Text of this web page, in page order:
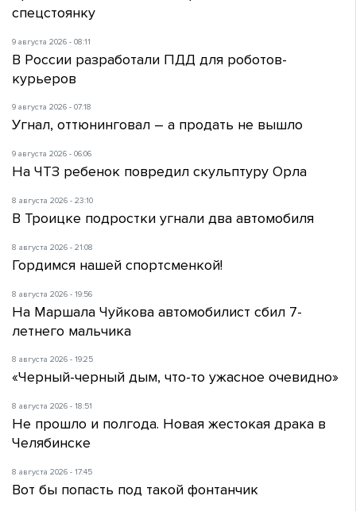
спецстоянку
9 августа 2026 - 08:11
В России разработали ПДД для роботов-
курьеров
9 августа 2026 - 07:18
Угнал, оттюнинговал – а продать не вышло
9 августа 2026 - 06:06
На ЧТЗ ребенок повредил скульптуру Орла
8 августа 2026 - 23:10
В Троицке подростки угнали два автомобиля
8 августа 2026 - 21:08
Гордимся нашей спортсменкой!
8 августа 2026 - 19:56
На Маршала Чуйкова автомобилист сбил 7-
летнего мальчика
8 августа 2026 - 19:25
«Черный-черный дым, что-то ужасное очевидно»
8 августа 2026 - 18:51
Не прошло и полгода. Новая жестокая драка в
Челябинске
8 августа 2026 - 17:45
Вот бы попасть под такой фонтанчик